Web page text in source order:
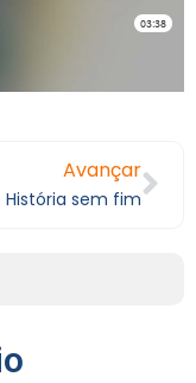
Avançar
História sem fim